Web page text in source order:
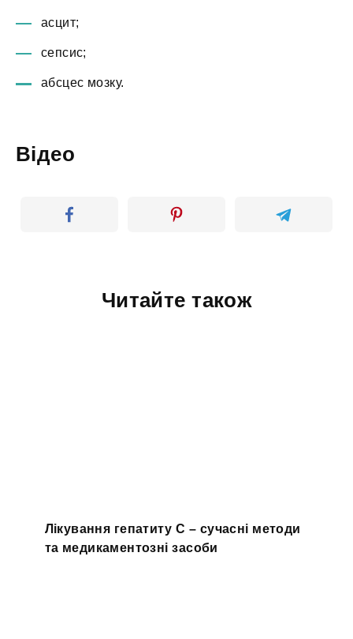
асцит;
сепсис;
абсцес мозку.
Відео
Читайте також
Лікування гепатиту С – сучасні методи
та медикаментозні засоби